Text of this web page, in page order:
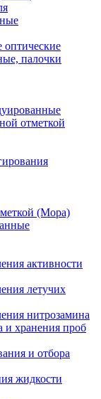
палочки
отметкой
(Мора)
активности
летучих
нитрозамина
и хранения проб
и отбора
жидкости